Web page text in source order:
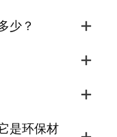
少？
是环保材